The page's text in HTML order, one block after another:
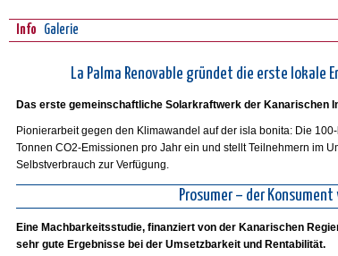
Info Galerie
La Palma Renovable gründet die erste lokale
Das erste gemeinschaftliche Solarkraftwerk der Kanarischen
Pionierarbeit gegen den Klimawandel auf der isla bonita: Die
Tonnen CO2-Emissionen pro Jahr ein und stellt Teilnehmern im
Selbstverbrauch zur Verfügung.
Prosumer – der
Eine Machbarkeitsstudie, finanziert von der Kanarischen
sehr gute Ergebnisse bei der Umsetzbarkeit und Rentabilität.